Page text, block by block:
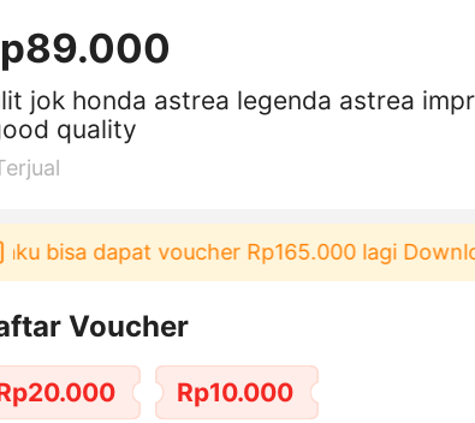
jok honda astrea legenda astrea
quality
dapat voucher Rp165.000 lagi Download
Voucher
Rp10.000